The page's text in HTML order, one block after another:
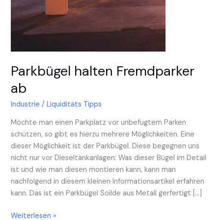
Parkbügel halten Fremdparker
ab
Industrie /Liquiditäts Tipps
Möchte man einen Parkplatz vor unbefugtem Parken
schützen, so gibt es hierzu mehrere Möglichkeiten. Eine
dieser Möglichkeit ist der Parkbügel. Diese begegnen uns
nicht nur vor Dieseltankanlagen: Was dieser Bügel im Detail
ist und wie man diesen montieren kann, kann man
nachfolgend in diesem kleinen Informationsartikel erfahren
kann. Das ist ein Parkbügel Soilde aus Metall gerfertigt […]
Weiterlesen »